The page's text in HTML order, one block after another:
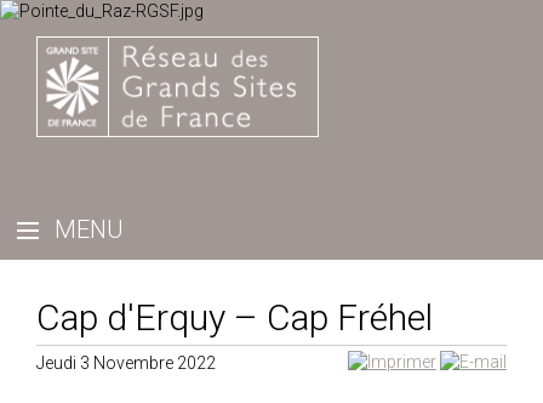
Cap d'Erquy – Cap Fréhel
Jeudi 3 Novembre 2022